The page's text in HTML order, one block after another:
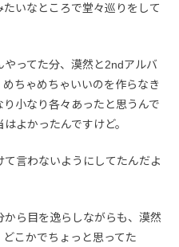
いなところで堂々巡りをして
やってた分、漠然と2ndアルバ
ちゃめちゃいいのを作らなき
小なり各々あったと思うんで
よかったんですけど。
て言わないようにしてたんだよ
から目を逸らしながらも、漠然
こかでちょっと思ってた